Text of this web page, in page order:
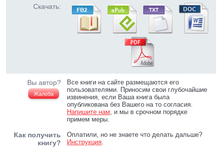
Скачать:
Вы автор?
Жалоба
Все книги на сайте размещаются его
пользователями. Приносим свои глубочайшие
извинения, если Ваша книга была
опубликована без Вашего на то согласия.
Напишите нам, и мы в срочном порядке
примем меры.
Как получить
книгу?
Оплатили, но не знаете что делать дальше?
Инструкция.